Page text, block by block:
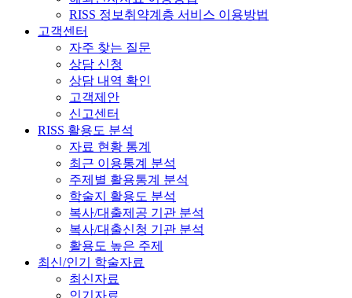
RISS 정보취약계층 서비스 이용방법
고객센터
자주 찾는 질문
상담 신청
상담 내역 확인
고객제안
신고센터
RISS 활용도 분석
자료 현황 통계
최근 이용통계 분석
주제별 활용통계 분석
학술지 활용도 분석
복사/대출제공 기관 분석
복사/대출신청 기관 분석
활용도 높은 주제
최신/인기 학술자료
최신자료